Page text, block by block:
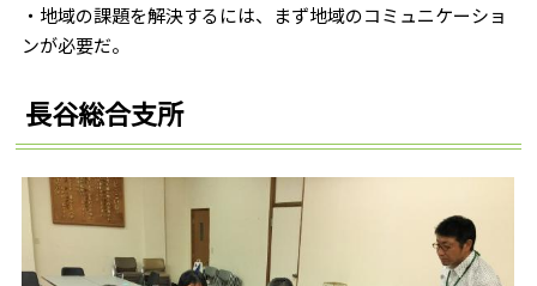
・地域の課題を解決するには、まず地域のコミュニケーショ
ンが必要だ。
長谷総合支所